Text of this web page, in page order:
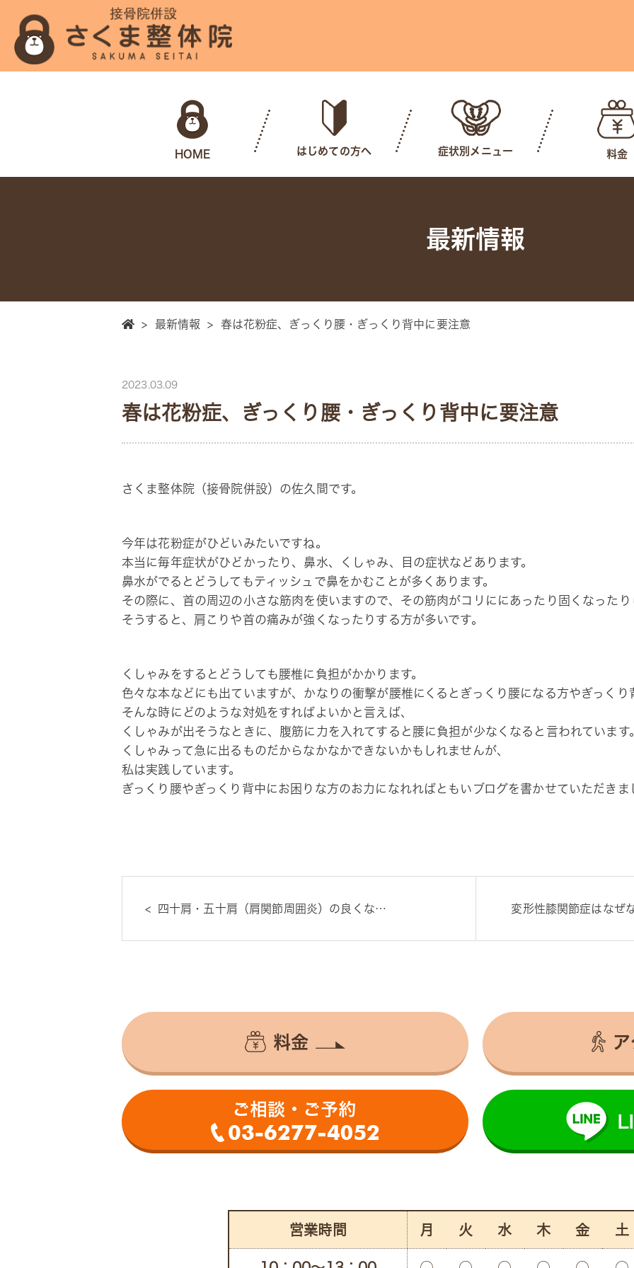
HOME はじめての方へ 症状別メニュー 料金
最新情報
> 最新情報 > 春は花粉症、ぎっくり腰・ぎっくり背中に要注意
2023.03.09
春は花粉症、ぎっくり腰・ぎっくり背中に要注意
さくま整体院（接骨院併設）の佐久間です。
今年は花粉症がひどいみたいですね。
本当に毎年症状がひどかったり、鼻水、くしゃみ、目の症状などあります。
鼻水がでるとどうしてもティッシュで鼻をかむことが多くあります。
その際に、首の周辺の小さな筋肉を使いますので、その筋肉がコリににあったり固くなったり
そうすると、肩こりや首の痛みが強くなったりする方が多いです。
くしゃみをするとどうしても腰椎に負担がかかります。
色々な本などにも出ていますが、かなりの衝撃が腰椎にくるとぎっくり腰になる方やぎっくり
そんな時にどのような対処をすればよいかと言えば、
くしゃみが出そうなときに、腹筋に力を入れてすると腰に負担が少なくなると言われています
くしゃみって急に出るものだからなかなかできないかもしれませんが、
私は実践しています。
ぎっくり腰やぎっくり背中にお困りな方のお力になれればともいブログを書かせていただきま
四十肩・五十肩（肩関節周囲炎）の良くな… 変形性膝関節症はなぜ
料金
営業時間 月 火 水 木 金 土